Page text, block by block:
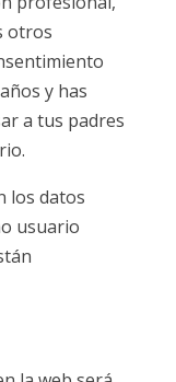
otros
y has
a tus padres
los datos
usuario